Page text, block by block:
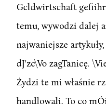
Gcldwirtschaft
temu, wywodzi dalej
najwaniejsze
dJ'zc\Vo zagTanicę.
Żydzi te mi właśnie
handlowali. To co